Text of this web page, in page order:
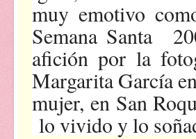
muy emotivo
Semana Santa
afición por la
Margarita García
mujer, en San
lo vivido y lo